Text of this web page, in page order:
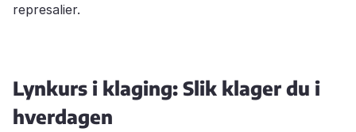
represalier.
Lynkurs i klaging: Slik klager du i
hverdagen